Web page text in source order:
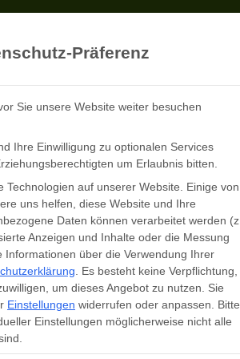
Öffnungszeiten Infos
stattgefunden.
Präferenz
Sie unsere Website weiter besuchen
Ihre Einwilligung zu optionalen Services
um Erlaubnis bitten.
auf unserer Website. Einige von
uns helfen, diese Website und Ihre
Daten können verarbeitet werden (z.
Anzeigen und Inhalte oder die Messung
Informationen über die Verwendung Ihrer
Es besteht keine Verpflichtung,
um dieses Angebot zu nutzen.
Sie
Einstellungen widerrufen oder anpassen.
Bitte
Einstellungen möglicherweise nicht alle